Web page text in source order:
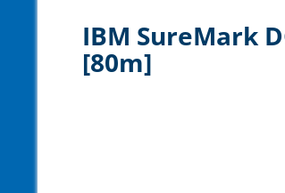
IBM SureMark
[80m]